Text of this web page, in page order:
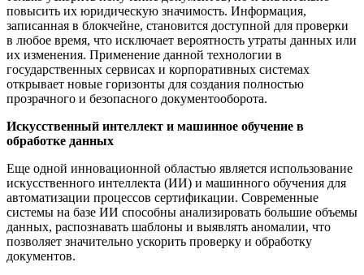
повысить их юридическую значимость. Информация,
записанная в блокчейне, становится доступной для проверки
в любое время, что исключает вероятность утраты данных или
их изменения. Применение данной технологии в
государственных сервисах и корпоративных системах
открывает новые горизонты для создания полностью
прозрачного и безопасного документооборота.
Искусственный интеллект и машинное обучение в
обработке данных
Еще одной инновационной областью является использование
искусственного интеллекта (ИИ) и машинного обучения для
автоматизации процессов сертификации. Современные
системы на базе ИИ способны анализировать большие объемы
данных, распознавать шаблоны и выявлять аномалии, что
позволяет значительно ускорить проверку и обработку
документов.